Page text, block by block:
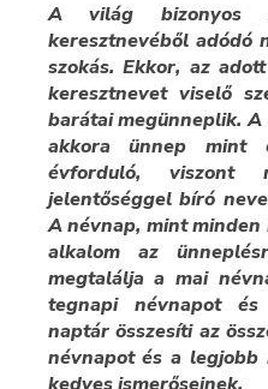
A világ bizonyos
keresztnevéből adódó
szokás. Ekkor, az
keresztnevet viselő
barátai megünneplik.
akkora ünnep mint
évforduló, viszont
jelentőséggel bíró
A névnap, mint minden
alkalom az
megtalálja a mai
tegnapi névnapot
naptár összesíti az
névnapot és a legjobb